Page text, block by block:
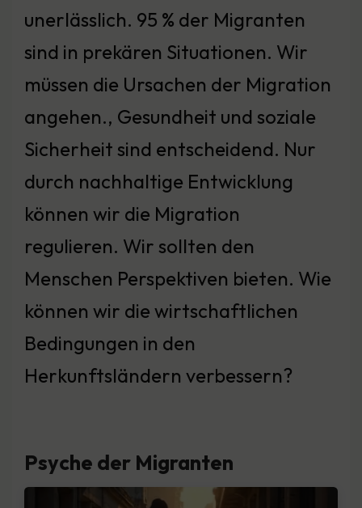
unerlässlich. 95 % der Migranten
sind in prekären Situationen. Wir
müssen die Ursachen der Migration
angehen., Gesundheit und soziale
Sicherheit sind entscheidend. Nur
durch nachhaltige Entwicklung
können wir die Migration
regulieren. Wir sollten den
Menschen Perspektiven bieten. Wie
können wir die wirtschaftlichen
Bedingungen in den
Herkunftsländern verbessern?
Psyche der Migranten